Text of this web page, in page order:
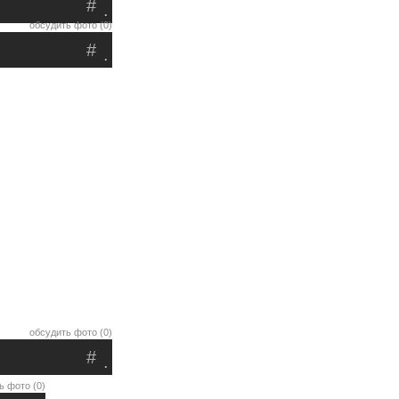
.
#
обсудить фото (0)
.
#
обсудить фото (0)
.
#
фото (0)